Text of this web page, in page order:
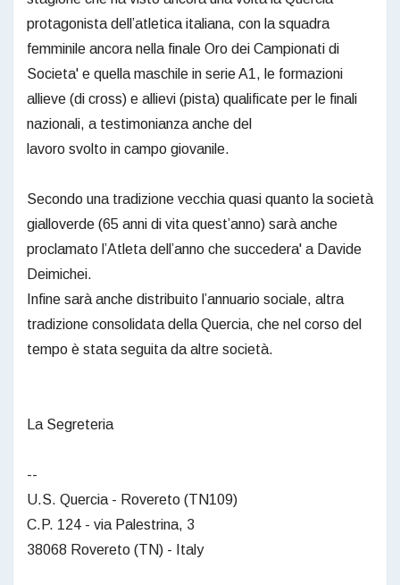
protagonista dell’atletica italiana, con la squadra
femminile ancora nella finale Oro dei Campionati di
Societa' e quella maschile in serie A1, le formazioni
allieve (di cross) e allievi (pista) qualificate per le finali
nazionali, a testimonianza anche del
lavoro svolto in campo giovanile.
Secondo una tradizione vecchia quasi quanto la società
gialloverde (65 anni di vita quest’anno) sarà anche
proclamato l’Atleta dell’anno che succedera' a Davide
Deimichei.
Infine sarà anche distribuito l’annuario sociale, altra
tradizione consolidata della Quercia, che nel corso del
tempo è stata seguita da altre società.
La Segreteria
--
U.S. Quercia - Rovereto (TN109)
C.P. 124 - via Palestrina, 3
38068 Rovereto (TN) - Italy